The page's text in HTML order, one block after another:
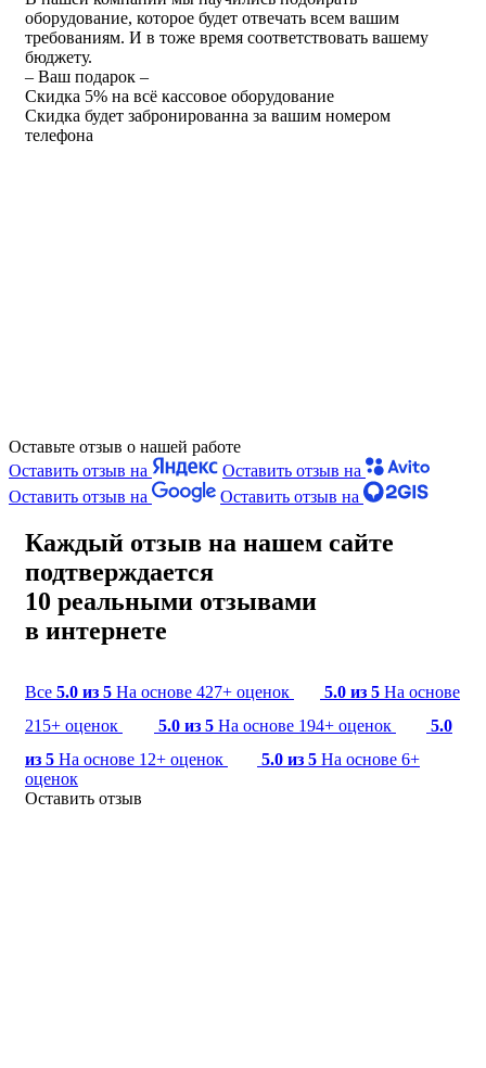
оборудование, которое будет отвечать всем вашим
требованиям. И в тоже время соответствовать вашему
бюджету.
– Ваш подарок –
Скидка 5% на всё кассовое оборудование
Скидка будет забронированна за вашим номером
телефона
Оставьте отзыв о нашей работе
Оставить отзыв на
Оставить отзыв на
Оставить отзыв на
Оставить отзыв на
Каждый отзыв на нашем сайте
подтверждается
10 реальными отзывами
в интернете
Все 5.0 из 5 На основе 427+ оценок 5.0 из 5 На основе
215+ оценок
5.0 из 5 На основе 194+ оценок
5.0
из 5 На основе 12+ оценок 5.0 из 5 На основе 6+
оценок
Оставить отзыв